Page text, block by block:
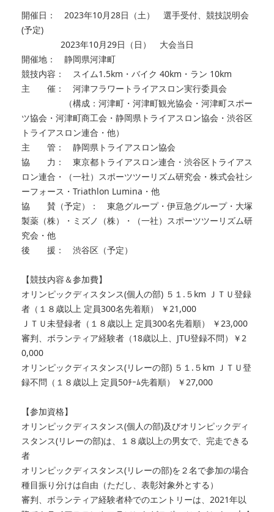
開催日： 2023年10月28日（土） 選手受付、競技説明会
(予定)
2023年10月29日（日） 大会当日
開催地： 静岡県河津町
競技内容： スイム1.5km・バイク 40km・ラン 10km
主 催： 河津フラワートライアスロン実行委員会
（構成：河津町・河津町観光協会・河津町スポー
ツ協会・河津町商工会・静岡県トライアスロン協会・渋谷区
トライアスロン連合・他）
主 管： 静岡県トライアスロン協会
協 力： 東京都トライアスロン連合・渋谷区トライアス
ロン連合・（一社）スポーツツーリズム研究会・株式会社シ
ーフォース・Triathlon Lumina・他
協 賛（予定）： 東急グループ・伊豆急グループ・大塚
製薬（株）・ミズノ（株）・（一社）スポーツツーリズム研
究会・他
後 援： 渋谷区（予定）
【競技内容＆参加費】
オリンピックディスタンス(個人の部) ５１.５km ＪＴＵ登録
者（１８歳以上 定員300名先着順） ￥21,000
ＪＴＵ未登録者（１８歳以上 定員300名先着順） ￥23,000
審判、ボランティア経験者（18歳以上、JTU登録不問）￥2
0,000
オリンピックディスタンス(リレーの部) ５１.５km ＪＴＵ登
録不問（１８歳以上 定員50ﾁｰﾑ先着順） ￥27,000
【参加資格】
オリンピックディスタンス(個人の部)及びオリンピックディ
スタンス(リレーの部)は、１８歳以上の男女で、完走できる
者
オリンピックディスタンス(リレーの部)を２名で参加の場合
種目振り分けは自由（ただし、表彰対象外とする）
審判、ボランティア経験者枠でのエントリーは、2021年以